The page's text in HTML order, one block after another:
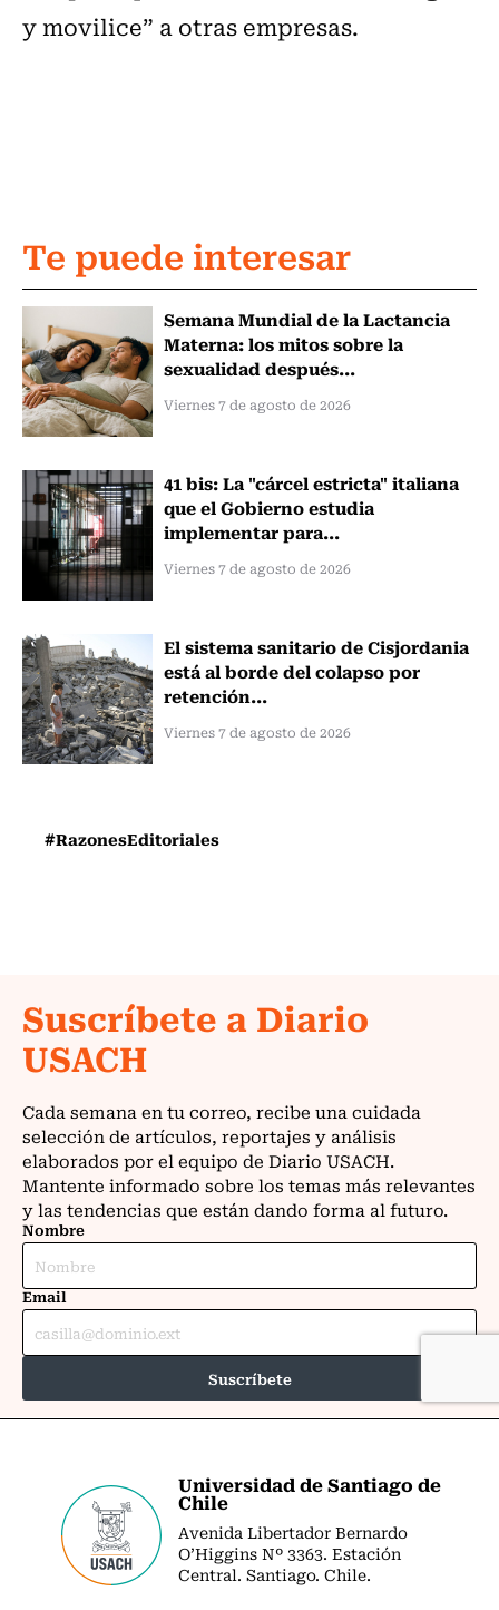
y movilice” a otras empresas.
Te puede interesar
Semana Mundial de la Lactancia
Materna: los mitos sobre la
sexualidad después...
Viernes 7 de agosto de 2026
41 bis: La "cárcel estricta" italiana
que el Gobierno estudia
implementar para...
Viernes 7 de agosto de 2026
El sistema sanitario de Cisjordania
está al borde del colapso por
retención...
Viernes 7 de agosto de 2026
#RazonesEditoriales
Universidad de Santiago de
Chile
Avenida Libertador Bernardo
O’Higgins Nº 3363. Estación
Central. Santiago. Chile.